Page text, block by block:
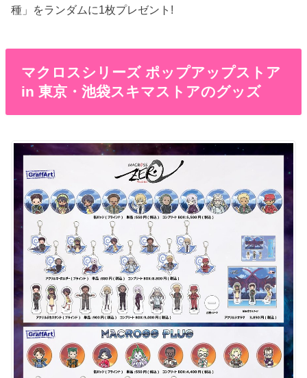
種」をランダムに1枚プレゼント!
マクロスシリーズ ポップアップストア
in 東京・池袋スキマストアのグッズ